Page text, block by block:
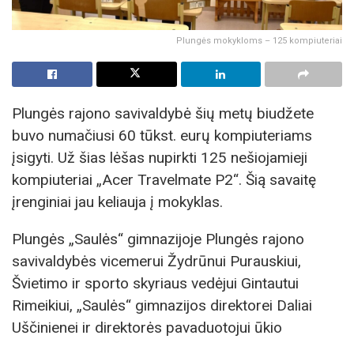
Plungės mokykloms – 125 kompiuteriai
Plungės rajono savivaldybė šių metų biudžete
buvo numačiusi 60 tūkst. eurų kompiuteriams
įsigyti. Už šias lėšas nupirkti 125 nešiojamieji
kompiuteriai „Acer Travelmate P2“. Šią savaitę
įrenginiai jau keliauja į mokyklas.
Plungės „Saulės“ gimnazijoje Plungės rajono
savivaldybės vicemerui Žydrūnui Purauskiui,
Švietimo ir sporto skyriaus vedėjui Gintautui
Rimeikiui, „Saulės“ gimnazijos direktorei Daliai
Uščinienei ir direktorės pavaduotojui ūkio